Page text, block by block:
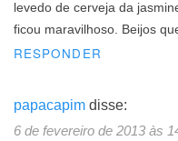
levedo de cerveja da
ficou maravilhoso. Beijos
RESPONDER
papacapim disse:
6 de fevereiro de 2013 às